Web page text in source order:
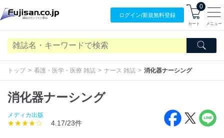
ログイン/新規無料登録
0
カート メニュー
トップ 看護・医学・医療 雑誌 ナース 雑誌 消化器ナーシング
消化器ナーシング
メディカ出版
★★★★☆ 4.17/23件